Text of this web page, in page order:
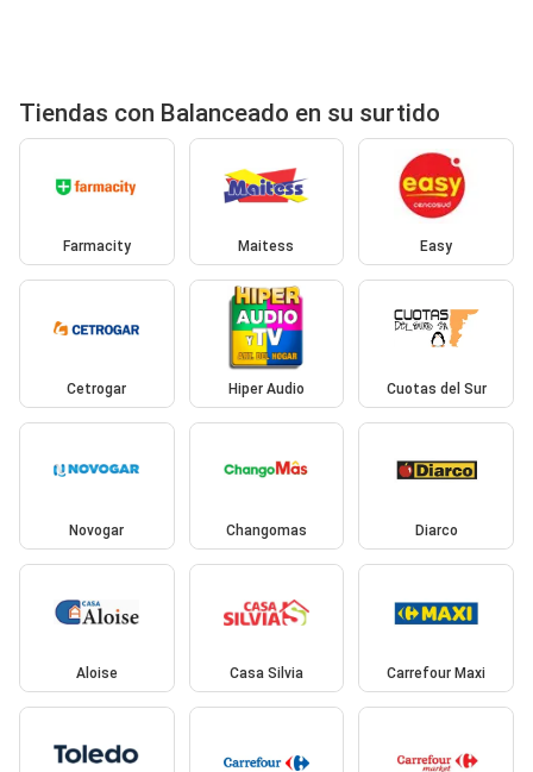
Tiendas con Balanceado en su surtido
Farmacity Maitess Easy
Cetrogar Hiper Audio Cuotas del Sur
Novogar Changomas Diarco
Aloise Casa Silvia Carrefour Maxi